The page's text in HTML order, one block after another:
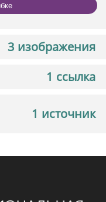
3 изображения
1 ссылка
1 источник